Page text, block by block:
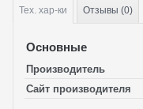
Тех. хар-ки Отзывы (0)
Основные
Производитель
Сайт производителя